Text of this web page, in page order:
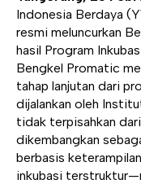
Indonesia Berdaya
resmi meluncurkan
hasil Program
Bengkel Promatic
tahap lanjutan dari
dijalankan oleh
tidak terpisahkan
dikembangkan
berbasis
inkubasi